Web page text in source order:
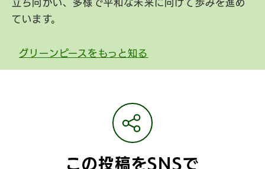
立ち向かい、多様で平和な未来に向けて歩みを進め
ています。
グリーンピースをもっと知る
この投稿をSNSで